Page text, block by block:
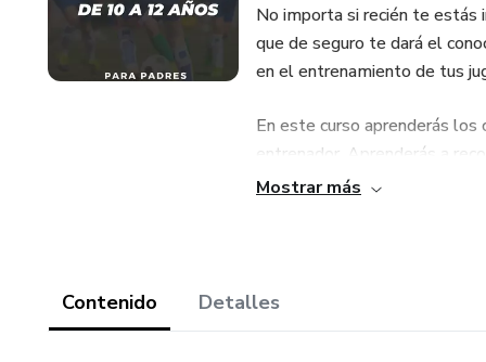
No importa si recién te estás
que de seguro te dará el
en el entrenamiento de tus
En este curso aprenderás los
entrenador. Aprenderás a
qué y cómo deben entrenar
en tu equipo de trabajo), y
Mostrar más
Contenido Detalles